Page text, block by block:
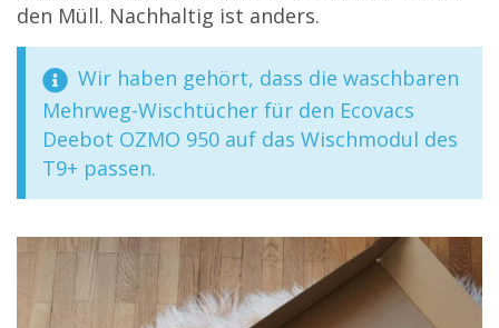
den Müll. Nachhaltig ist anders.
Wir haben gehört, dass die waschbaren
Mehrweg-Wischtücher für den Ecovacs
Deebot OZMO 950 auf das Wischmodul des
T9+ passen.